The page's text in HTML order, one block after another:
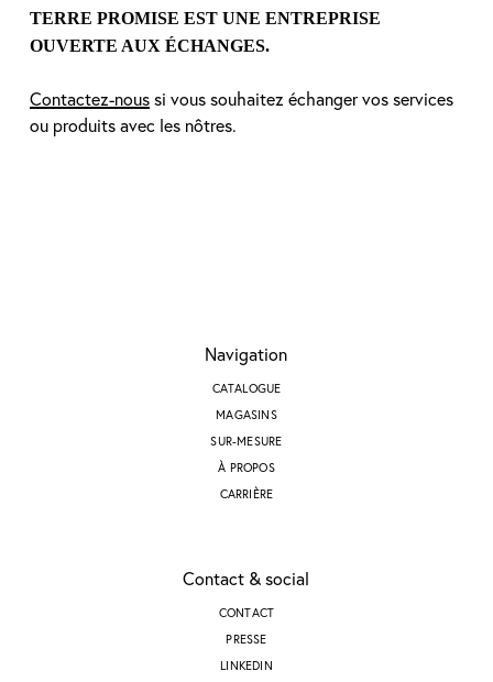
TERRE PROMISE EST UNE ENTREPRISE
OUVERTE AUX ÉCHANGES.
Contactez-noussi vous souhaitez échanger vos services
ou produits avec les nôtres.
Navigation
CATALOGUE
MAGASINS
SUR-MESURE
À PROPOS
CARRIÈRE
Contact & social
CONTACT
PRESSE
LINKEDIN